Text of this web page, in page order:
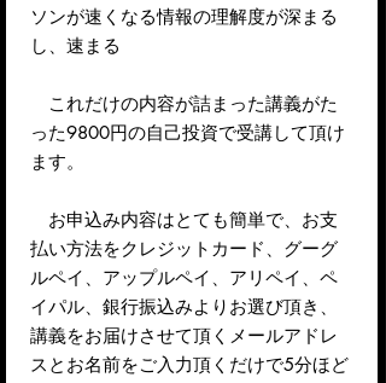
ソンが速くなる情報の理解度が深まる
し、速まる
これだけの内容が詰まった講義がた
った9800円の自己投資で受講して頂け
ます。
お申込み内容はとても簡単で、お支
払い方法をクレジットカード、グーグ
ルペイ、アップルペイ、アリペイ、ペ
イパル、銀行振込みよりお選び頂き、
講義をお届けさせて頂くメールアドレ
スとお名前をご入力頂くだけで5分ほど